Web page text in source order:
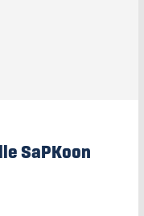
SaPKoon